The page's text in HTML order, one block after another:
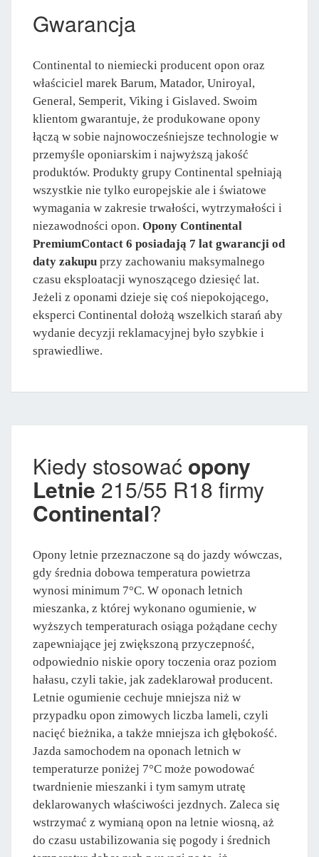
Gwarancja
Continental to niemiecki producent opon oraz
właściciel marek Barum, Matador, Uniroyal,
General, Semperit, Viking i Gislaved. Swoim
klientom gwarantuje, że produkowane opony
łączą w sobie najnowocześniejsze technologie w
przemyśle oponiarskim i najwyższą jakość
produktów. Produkty grupy Continental spełniają
wszystkie nie tylko europejskie ale i światowe
wymagania w zakresie trwałości, wytrzymałości i
niezawodności opon. Opony Continental
PremiumContact 6 posiadają 7 lat gwarancji od
daty zakupu przy zachowaniu maksymalnego
czasu eksploatacji wynoszącego dziesięć lat.
Jeżeli z oponami dzieje się coś niepokojącego,
eksperci Continental dołożą wszelkich starań aby
wydanie decyzji reklamacyjnej było szybkie i
sprawiedliwe.
Kiedy stosować opony
Letnie 215/55 R18 firmy
Continental?
Opony letnie przeznaczone są do jazdy wówczas,
gdy średnia dobowa temperatura powietrza
wynosi minimum 7°C. W oponach letnich
mieszanka, z której wykonano ogumienie, w
wyższych temperaturach osiąga pożądane cechy
zapewniające jej zwiększoną przyczepność,
odpowiednio niskie opory toczenia oraz poziom
hałasu, czyli takie, jak zadeklarował producent.
Letnie ogumienie cechuje mniejsza niż w
przypadku opon zimowych liczba lameli, czyli
nacięć bieżnika, a także mniejsza ich głębokość.
Jazda samochodem na oponach letnich w
temperaturze poniżej 7°C może powodować
twardnienie mieszanki i tym samym utratę
deklarowanych właściwości jezdnych. Zaleca się
wstrzymać z wymianą opon na letnie wiosną, aż
do czasu ustabilizowania się pogody i średnich